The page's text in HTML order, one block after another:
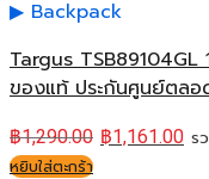
Backpack
Targus TSB89104GL
ของแท้ ประกันศูนย์ตลอ
฿1,290.00 ฿1,161.00 ร
หยิบใส่ตะกร้า